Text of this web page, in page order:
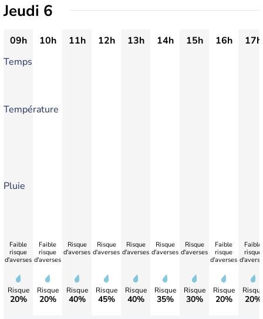
Jeudi 6
09h 10h 11h 12h 13h 14h 15h 16h
17h
Temps
Température
Pluie
Faible
risque
d'averses
Risque
20%
Faible
risque
d'averses
Risque
20%
Risque
d'averses
Risque
40%
Risque
d'averses
Risque
45%
Risque
d'averses
Risque
40%
Risque
d'averses
Risque
35%
Risque
d'averses
Risque
30%
Faible
risque
d'averses
Risque
20%
Faible
risque
20%